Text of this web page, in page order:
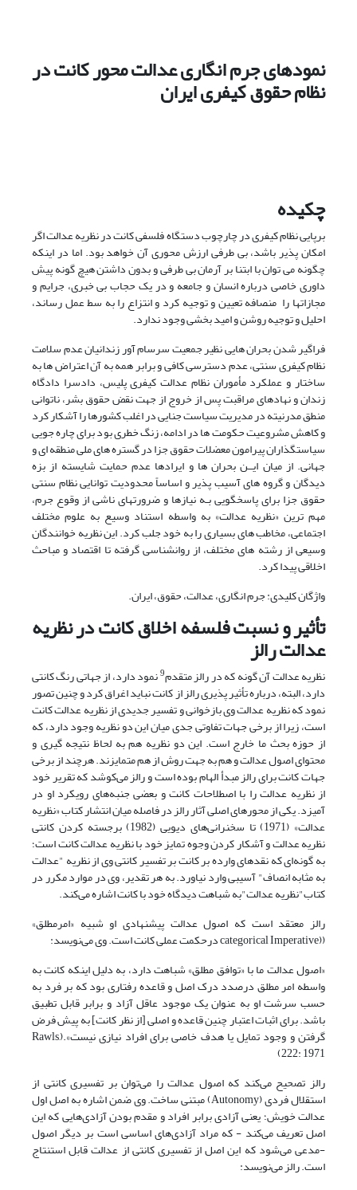
نمودهای جرم انگاری عدالت محور کانت در
نظام حقوق کیفری ایران
چکیده
برپایی نظام کیفری در چارچوب دستگاه فلسفی کانت در نظریه عدالت اگر
امکان پذیر باشد، بی طرفی ارزش محوری آن خواهد بود. اما در اینکه
چگونه می توان با ابتنا بر آرمان بی طرفی و بدون داشتن هیچ گونه پیش
داوری خاصی درباره انسان و جامعه و در یک حجاب بی خبری، جرایم و
مجازاتها را منصافه تعیین و توجیه کرد و انتزاع را به سط عمل رساند،
احلیل و توجیه روشن و امید بخشی وجود ندارد.
فراگیر شدن بحران هایی نظیر جمعیت سرسام آور زندانیان عدم سلامت
نظام کیفری سنتی، عدم دسترسی کافی و برابر همه به آن اعتراض ها به
ساختار و عملکرد مأموران نظام عدالت کیفرى پلیس، دادسرا دادگاه
زندان و نهادهای مراقبت پس از خروج از جهت نقض حقوق بشر، ناتوانی
منطق مدرنیته در مدیریت سیاست جنایی در اغلب کشورها را آشکار کرد
و کاهش مشروعیت حکومت ها در ادامه، زنگ خطری بود برای چاره جویی
سیاستگذاران پیرامون معضلات حقوق جزا در گستره های ملی منطقه ای و
جهانی. از میان ایــن بحران ها و ایرادها عدم حمایت شایسته از بزه
دیدگان و گروه های آسیب پذیر و اساساً محدودیت توانایی نظام سنتی
حقوق جزا برای پاسخگویی بـه نیازها و ضرورتهای ناشی از وقوع جرم،
مهم ترین «نظریه عدالت» به واسطه استناد وسیع به علوم مختلف
اجتماعی، مخاطب های بسیاری را به خود جلب کرد. این نظریه خوانندگان
وسیعی از رشته های مختلف، از روانشناسی گرفته تا اقتصاد و مباحث
اخلاقی پیدا کرد.
واژگان کلیدی: جرم انگاری، عدالت، حقوق، ایران.
تأثیر و نسبت فلسفه اخلاق کانت در نظریه
عدالت رالز
نظریه عدالت آن گونه که در رالز متقدم9نمود دارد، از جهاتی رنگ کانتی
دارد، البته، درباره تأثیر پذیری رالز از کانت نباید اغراق کرد و چنین تصور
نمود که نظریه عدالت وی بازخوانی و تفسیر جدیدی از نظریه عدالت کانت
است، زیرا از برخی جهات تفاوتی جدی میان این دو نظریه وجود دارد، که
از حوزه بحث ما خارج است. این دو نظریه هم به لحاظ نتیجه گیری و
محتوای اصول عدالت و هم به جهت روش از هم متمایزند. هرچند از برخی
جهات کانت برای رالز مبدأ الهام بوده است و رالز می‌کوشد که تقریر خود
از نظریه عدالت را با اصطلاحات کانت و بعضی جنبه‌های رویکرد او در
آمیزد. یکی از محورهای اصلی آثار رالز در فاصله میان انتشار کتاب «نظریه
عدالت» (1971) تا سخنرانی‌های دیویی (1982) برجسته کردن کانتی
نظریه عدالت و آشکار کردن وجوه تمایز خود با نظریه عدالت کانت است؛
به گونه‌ای که نقدهای وارده بر کانت بر تفسیر کانتی وی از نظریه "عدالت
به مثابه انصاف" آسیبی وارد نیاورد. به هر تقدیر، وی در موارد مکرر در
کتاب"نظریه عدالت"به شباهت دیدگاه خود با کانت اشاره می‌کند.
رالز معتقد است که اصول عدالت پیشنهادی او شبیه «امرمطلق»
((categorical Imperative درحکمت عملی کانت است. وی می‌نویسد:
«اصول عدالت ما با «توافق مطلق» شباهت دارد، به دلیل اینکه کانت به
واسطه امر مطلق درصدد درک اصل و قاعده رفتاری بود که بر فرد به
حسب سرشت او به عنوان یک موجود عاقل آزاد و برابر قابل تطبیق
باشد. برای اثبات اعتبار چنین قاعده و اصلی [از نظر کانت] به پیش فرض
گرفتن و وجود تمایل یا هدف خاصی برای افراد نیازی نیست».(Rawls,
222: 1971)
رالز تصحیح می‌کند که اصول عدالت را می‌توان بر تفسیری کانتی از
استقلال فردی (Autonomy) مبتنی ساخت. وی ضمن اشاره به اصل اول
عدالت خویش؛ یعنی آزادی برابر افراد و مقدم بودن آزادی‌هایی که این
اصل تعریف می‌کند - که مراد آزادی‌های اساسی است بر دیگر اصول
-مدعی می‌شود که این اصل از تفسیری کانتی از عدالت قابل استنتاج
است. رالز می‌نویسد: